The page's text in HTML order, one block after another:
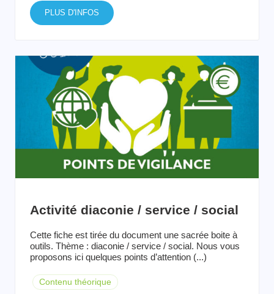
PLUS D'INFOS
Activité diaconie / service / social
Cette fiche est tirée du document une sacrée boite à
outils. Thème : diaconie / service / social. Nous vous
proposons ici quelques points d’attention (...)
Contenu théorique